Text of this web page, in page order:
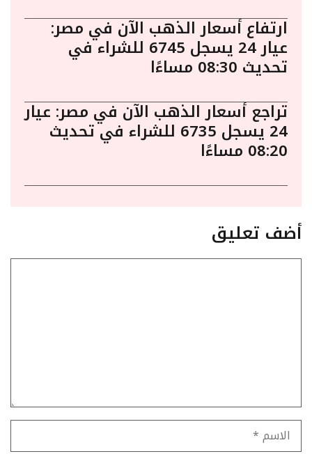
ارتفاع أسعار الذهب الآن في مصر:
عيار 24 يسجل 6745 للشراء في
تحديث 08:30 مساءًا
تراجع أسعار الذهب الآن في مصر: عيار
24 يسجل 6735 للشراء في تحديث
08:20 مساءًا
أضف تعليق
الاسم